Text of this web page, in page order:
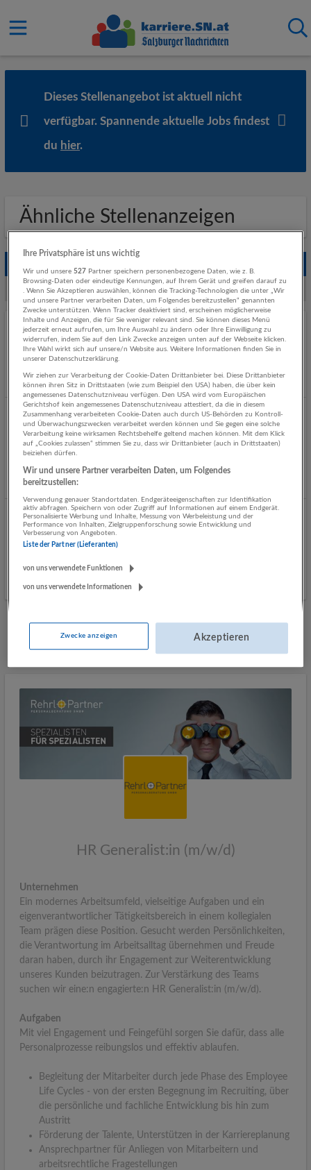
Dieses Stellenangebot ist aktuell nicht
verfügbar. Spannende aktuelle Jobs findest
du hier.
Ähnliche Stellenanzeigen
Weitere Jobs von Rehrl + Partner Personalberatung GmbH
Kaufmännische Sachbearbeitung (alle Geschlechter)
05.08.2026,Chef Partie Catering
Vor 2 Tagen veröffentlicht
Head of Human Resources Business Partner Europe
(w/m/d)
21.07.2026,
Salzburg
Teamkoordinator/in Warenlager (w/m/d)
16.07.2026,
Salzburg
HR Generalist:in (m/w/d)
Unternehmen
Ein modernes Arbeitsumfeld, vielseitige Aufgaben und ein
eigenverantwortlicher Tätigkeitsbereich in einem kollegialen
Team prägen diese Position. Gesucht werden Persönlichkeiten,
die Verantwortung im Arbeitsalltag übernehmen und Freude
daran haben, durch ihr Engagement zur Weiterentwicklung
unseres Kunden beizutragen. Zur Verstärkung des Teams
suchen wir eine:n engagierte:n HR Generalist:in (m/w/d).
Aufgaben
Mit viel Engagement und Feingefühl sorgen Sie dafür, dass alle
Personalprozesse reibungslos und effektiv ablaufen.
Begleitung der Mitarbeiter durch jede Phase des Employee
Life Cycles - von der ersten Begegnung im Recruiting, über
die persönliche und fachliche Entwicklung bis hin zum
Austritt
Förderung der Talente, Unterstützen in der Karriereplanung
Ansprechpartner für Anliegen von Mitarbeitern und
arbeitsrechtliche Fragestellungen
Ihre Privatsphäre ist uns wichtig
Wir und unsere527 Partner speichern personenbezogene Daten, wie z. B.
Browsing-Daten oder eindeutige Kennungen, auf Ihrem Gerät und greifen darauf zu
. Wenn Sie Akzeptieren auswählen, können die Tracking-Technologien die unter „Wir
und unsere Partner verarbeiten Daten, um Folgendes bereitzustellen“ genannten
Zwecke unterstützen. Wenn Tracker deaktiviert sind, erscheinen möglicherweise
Inhalte und Anzeigen, die für Sie weniger relevant sind. Sie können dieses Menü
jederzeit erneut aufrufen, um Ihre Auswahl zu ändern oder Ihre Einwilligung zu
widerrufen, indem Sie auf den Link Zwecke anzeigen unten auf der Webseite klicken.
Ihre Wahl wirkt sich auf unsere/n Website aus. Weitere Informationen finden Sie in
unserer Datenschutzerklärung.
Wir ziehen zur Verarbeitung der Cookie-Daten Drittanbieter bei. Diese Drittanbieter
können ihren Sitz in Drittstaaten (wie zum Beispiel den USA) haben, die über kein
angemessenes Datenschutzniveau verfügen. Den USA wird vom Europäischen
Gerichtshof kein angemessenes Datenschutzniveau attestiert, da die in diesem
Zusammenhang verarbeiteten Cookie-Daten auch durch US-Behörden zu Kontroll-
und Überwachungszwecken verarbeitet werden können und Sie gegen eine solche
Verarbeitung keine wirksamen Rechtsbehelfe geltend machen können. Mit dem Klick
auf „Cookies zulassen“ stimmen Sie zu, dass wir Drittanbieter (auch in Drittstaaten)
beiziehen dürfen.
Wir und unsere Partner verarbeiten Daten, um Folgendes
bereitzustellen:
Verwendung genauer Standortdaten. Endgeräteeigenschaften zur Identifikation
aktiv abfragen. Speichern von oder Zugriff auf Informationen auf einem Endgerät.
Personalisierte Werbung und Inhalte, Messung von Werbeleistung und der
Performance von Inhalten, Zielgruppenforschung sowie Entwicklung und
Verbesserung von Angeboten.
Liste der Partner (Lieferanten)
von uns verwendete Funktionen
von uns verwendete Informationen
Zwecke anzeigen Akzeptieren